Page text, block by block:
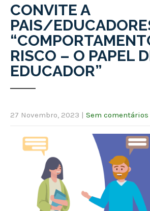
CONVITE A
PAIS/
RISCO – O PAPEL
EDUCADOR”
27 Novembro, 2023 | Sem comentários